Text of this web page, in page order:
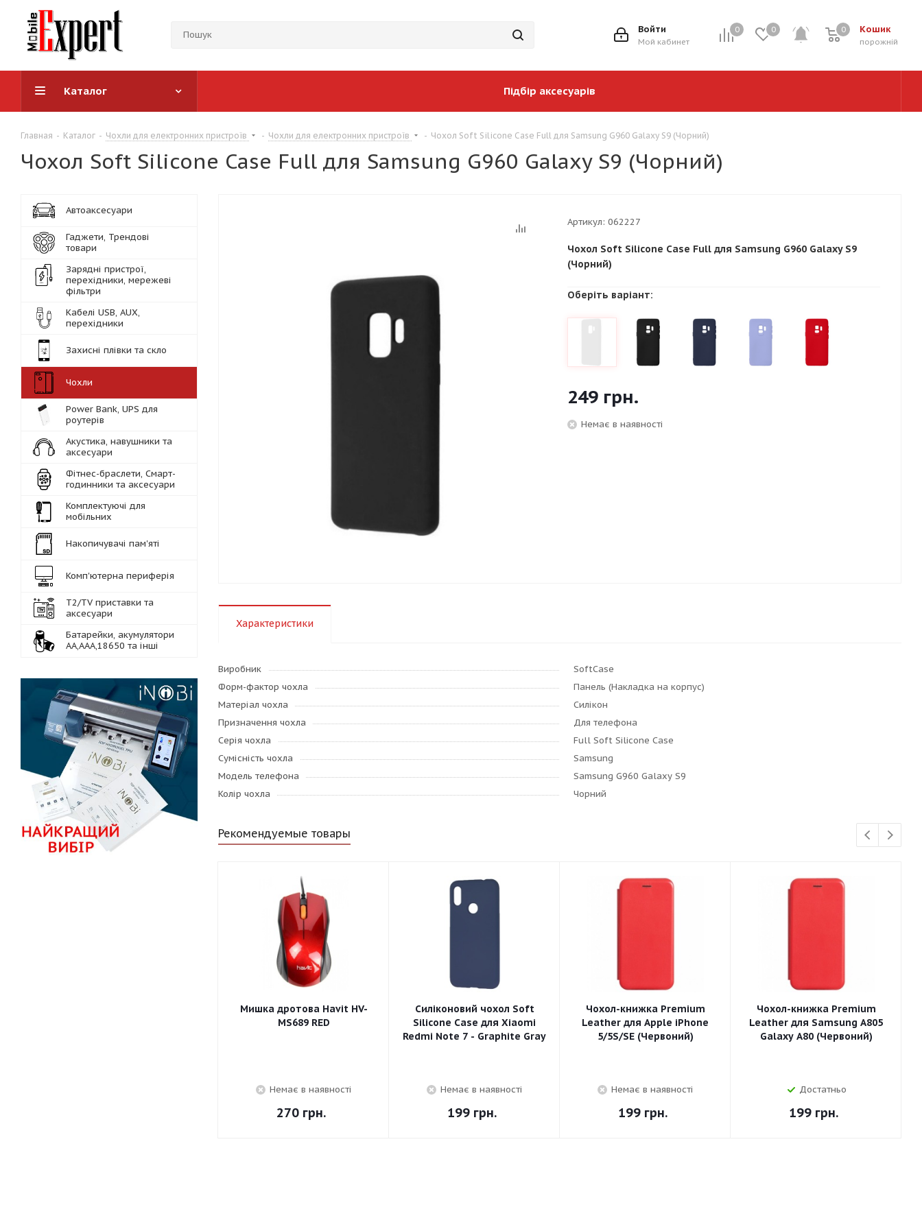
0 0 Кошик
0
порожній
0
Войти
Мой кабинет
Каталог Підбір аксесуарів
Главная - Каталог - Чохли для електронних пристроїв - Чохли для електронних пристроїв - Чохол Soft Silicone Case Full для Samsung G960 Galaxy S9 (Чорний)
Чохол Soft Silicone Case Full для Samsung G960 Galaxy S9 (Чорний)
Артикул: 062227
Чохол Soft Silicone Case Full для Samsung G960 Galaxy S9
(Чорний)
Оберіть варіант:
249 грн.
Немає в наявності
Характеристики
Виробник
SoftCase
Форм-фактор чохла
Панель (Накладка на корпус)
Матеріал чохла
Силікон
Призначення чохла
Для телефона
Серія чохла
Full Soft Silicone Case
Сумісність чохла
Samsung
Модель телефона
Samsung G960 Galaxy S9
Колір чохла
Чорний
Рекомендуемые товары
Мишка дротова Havit HV-
MS689 RED
Немає в наявності
270 грн.
Силіконовий чохол Soft
Silicone Case для Xiaomi
Redmi Note 7 - Graphite Gray
Немає в наявності
199 грн.
Чохол-книжка Premium
Leather для Apple iPhone
5/5S/SE (Червоний)
Немає в наявності
199 грн.
Чохол-книжка Premium
Leather для Samsung A805
Galaxy A80 (Червоний)
Достатньо
199 грн.
Автоаксесуари
Гаджети, Трендові
товари
Зарядні пристрої,
перехідники, мережеві
фільтри
Кабелі USB, AUX,
перехідники
Захисні плівки та скло
Чохли
Power Bank, UPS для
роутерів
Акустика, навушники та
аксесуари
Фітнес-браслети, Смарт-
годинники та аксесуари
Комплектуючі для
мобільних
Накопичувачі пам'яті
Комп'ютерна периферія
Т2/TV приставки та
аксесуари
Батарейки, акумулятори
АА,ААА,18650 та інші